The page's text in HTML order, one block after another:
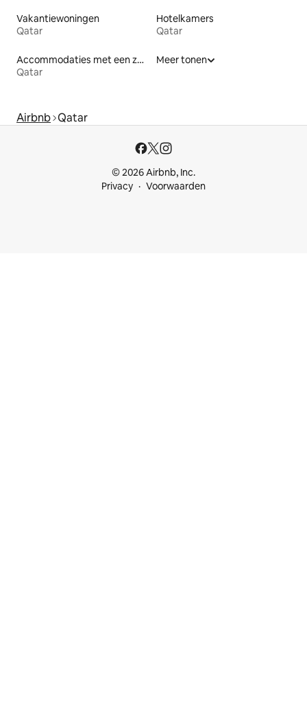
Vakantiewoningen
Qatar
Hotelkamers
Qatar
Accommodaties met een zwembad
Qatar
Meer tonen
Airbnb Qatar
© 2026 Airbnb, Inc.
Privacy
Voorwaarden